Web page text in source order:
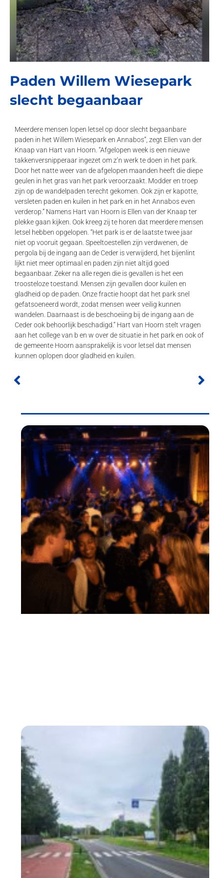
Paden Willem Wiesepark
slecht begaanbaar
Meerdere mensen lopen letsel op door slecht begaanbare
paden in het Willem Wiesepark en Annabos”, zegt Ellen van der
Knaap van Hart van Hoorn. “Afgelopen week is een nieuwe
takkenversnipperaar ingezet om z’n werk te doen in het park.
Door het natte weer van de afgelopen maanden heeft die diepe
geulen in het gras van het park veroorzaakt. Modder en troep
zijn op de wandelpaden terecht gekomen. Ook zijn er kapotte,
versleten paden en kuilen in het park en in het Annabos even
verderop.” Namens Hart van Hoorn is Ellen van der Knaap ter
plekke gaan kijken. Ook kreeg zij te horen dat meerdere mensen
letsel hebben opgelopen. “Het park is er de laatste twee jaar
niet op vooruit gegaan. Speeltoestellen zijn verdwenen, de
pergola bij de ingang aan de Ceder is verwijderd, het bijenlint
lijkt niet meer optimaal en paden zijn niet altijd goed
begaanbaar. Zeker na alle regen die is gevallen is het een
troosteloze toestand. Mensen zijn gevallen door kuilen en
gladheid op de paden. Onze fractie hoopt dat het park snel
gefatsoeneerd wordt, zodat mensen weer veilig kunnen
wandelen. Daarnaast is de beschoeiing bij de ingang aan de
Ceder ook behoorlijk beschadigd.” Hart van Hoorn stelt vragen
aan het college van b en w over de situatie in het park en ook of
de gemeente Hoorn aansprakelijk is voor letsel dat mensen
kunnen oplopen door gladheid en kuilen.